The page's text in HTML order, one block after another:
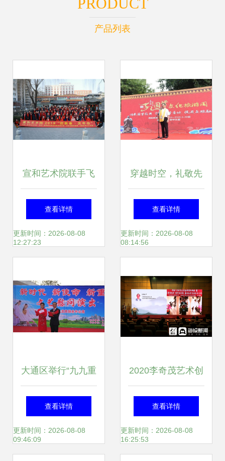
产品列表
宣和艺术院联手飞
驰文化集团2018文
化交流活动回顾 艺
查看详情
更新时间：2026-08-08
12:27:23
穿越时空，礼敬先
贤 资中第二届国学
文化旅游周盛大开
查看详情
更新时间：2026-08-08
08:14:56
大通区举行“九九重
阳节 浓浓敬老
情”文艺慰问演出与
查看详情
更新时间：2026-08-08
09:46:09
2020李奇茂艺术创
作回顾暨海峡两岸
书画名家交流展在
查看详情
更新时间：2026-08-08
16:25:53